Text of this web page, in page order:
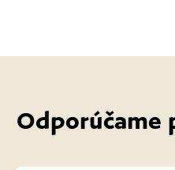
Odporúčame